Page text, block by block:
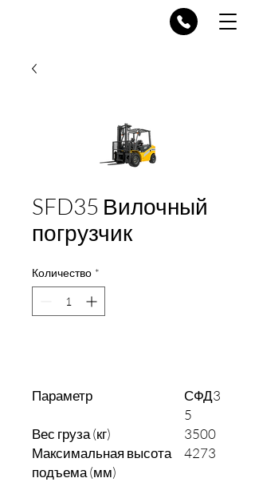
SFD35 Вилочный
погрузчик
Количество *
Параметр
СФД3
5
Вес груза (кг)
3500
Максимальная высота
подъема (мм)
4273